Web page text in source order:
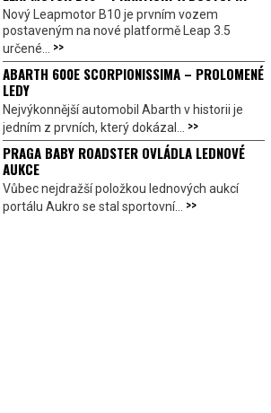
Nový Leapmotor B10 je prvním vozem
postaveným na nové platformě Leap 3.5
určené... >>
ABARTH 600E SCORPIONISSIMA – PROLOMENÉ
LEDY
Nejvýkonnější automobil Abarth v historii je
jedním z prvních, který dokázal... >>
PRAGA BABY ROADSTER OVLÁDLA LEDNOVÉ
AUKCE
Vůbec nejdražší položkou lednových aukcí
portálu Aukro se stal sportovní... >>